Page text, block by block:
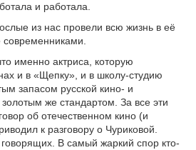
и работала.
из нас провели всю жизнь в её
современниками.
именно актриса, которую
и в «Щепку», и в школу-студию
запасом русской кино- и
же стандартом. За все эти
об отечественном кино (и
к разговору о Чуриковой.
В самый жаркий спор кто-